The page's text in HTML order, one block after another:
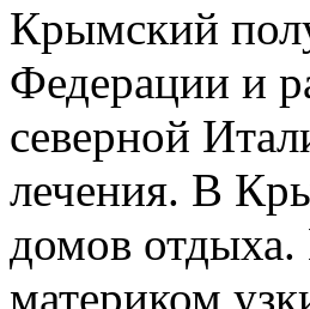
Крымский
Федерации и
северной
лечения. В
домов отдыха.
материком